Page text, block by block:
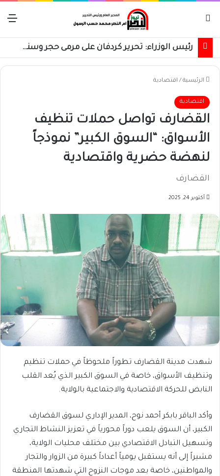
رئيس الوزراء: تحرير كردفان على مرمى حجر وسنسترد كل شبر
الرئيسية / اقتصادية
اقتصادية
القضارف تواصل حملات تنظيف
الأسواق: “السوق الكبير” نموذجاً
لنهضة حضرية واقتصادية
القضارف
أكتوبر 24, 2025
شهدت مدينة القضارف تطوراً ملحوظاً في حملات تنظيم
وتنظيف الأسواق، خاصة في السوق الكبير الذي يُعد القلب
النابض للحركة الاقتصادية والاجتماعية بالولاية.
وأكد الباقر بابكر أحمد نوح، المدير الإداري لسوق القضارف
الكبير، أن السوق يلعب دوراً محورياً في تعزيز النشاط التجاري
وتسهيل التبادل الاقتصادي بين مختلف محليات الولاية،
مشيراً إلى أنه يستقبل يومياً أعداداً كبيرة من الزوار والتجار
والمواطنين، خاصة بعد موجات النزوح التي شهدتها المنطقة